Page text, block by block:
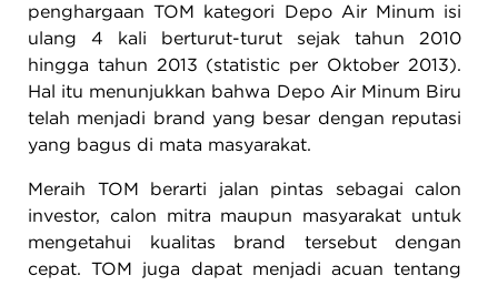
penghargaan TOM kategori Depo Air Minum isi
ulang 4 kali berturut-turut sejak tahun 2010
hingga tahun 2013 (statistic per Oktober 2013).
Hal itu menunjukkan bahwa Depo Air Minum Biru
telah menjadi brand yang besar dengan reputasi
yang bagus di mata masyarakat.
Meraih TOM berarti jalan pintas sebagai calon
investor, calon mitra maupun masyarakat untuk
mengetahui kualitas brand tersebut dengan
cepat. TOM juga dapat menjadi acuan tentang